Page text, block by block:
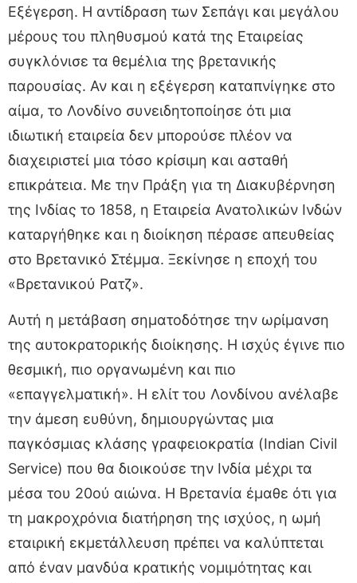
Εξέγερση. Η αντίδραση των Σεπάγι και μεγάλου
μέρους του πληθυσμού κατά της Εταιρείας
συγκλόνισε τα θεμέλια της βρετανικής
παρουσίας. Αν και η εξέγερση καταπνίγηκε στο
αίμα, το Λονδίνο συνειδητοποίησε ότι μια
ιδιωτική εταιρεία δεν μπορούσε πλέον να
διαχειριστεί μια τόσο κρίσιμη και ασταθή
επικράτεια. Με την Πράξη για τη Διακυβέρνηση
της Ινδίας το 1858, η Εταιρεία Ανατολικών Ινδών
καταργήθηκε και η διοίκηση πέρασε απευθείας
στο Βρετανικό Στέμμα. Ξεκίνησε η εποχή του
«Βρετανικού Ρατζ».
Αυτή η μετάβαση σηματοδότησε την ωρίμανση
της αυτοκρατορικής διοίκησης. Η ισχύς έγινε πιο
θεσμική, πιο οργανωμένη και πιο
«επαγγελματική». Η ελίτ του Λονδίνου ανέλαβε
την άμεση ευθύνη, δημιουργώντας μια
παγκόσμιας κλάσης γραφειοκρατία (Indian Civil
Service) που θα διοικούσε την Ινδία μέχρι τα
μέσα του 20ού αιώνα. Η Βρετανία έμαθε ότι για
τη μακροχρόνια διατήρηση της ισχύος, η ωμή
εταιρική εκμετάλλευση πρέπει να καλύπτεται
από έναν μανδύα κρατικής νομιμότητας και